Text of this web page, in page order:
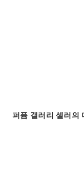
퍼퓸 갤러리 셀러의